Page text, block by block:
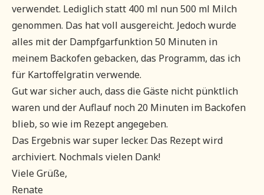
verwendet. Lediglich statt 400 ml nun 500 ml Milch
genommen. Das hat voll ausgereicht. Jedoch wurde
alles mit der Dampfgarfunktion 50 Minuten in
meinem Backofen gebacken, das Programm, das ich
für Kartoffelgratin verwende.
Gut war sicher auch, dass die Gäste nicht pünktlich
waren und der Auflauf noch 20 Minuten im Backofen
blieb, so wie im Rezept angegeben.
Das Ergebnis war super lecker. Das Rezept wird
archiviert. Nochmals vielen Dank!
Viele Grüße,
Renate